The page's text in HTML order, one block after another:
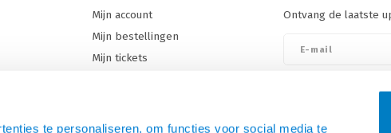
te personaliseren, om functies voor social media te
Mijn account
Mijn bestellingen
Mijn tickets
Ontvang de laatste